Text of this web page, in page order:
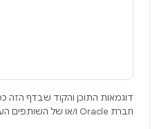
דוגמאות התוכן והקוד שבדף הזה
חברת Oracle ו/או של השותפים העצמאיים שלה.